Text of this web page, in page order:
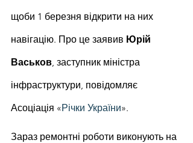
щоби 1 березня відкрити на них
навігацію. Про це заявив Юрій
Васьков, заступник міністра
інфраструктури, повідомляє
Асоціація «Річки України».
Зараз ремонтні роботи виконують на